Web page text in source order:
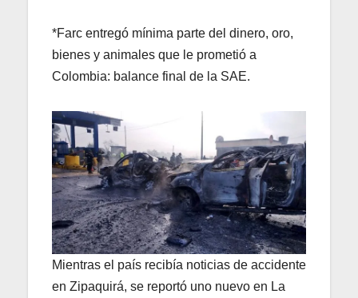
*Farc entregó mínima parte del dinero, oro,
bienes y animales que le prometió a
Colombia: balance final de la SAE.
Mientras el país recibía noticias de accidente
en Zipaquirá, se reportó uno nuevo en La